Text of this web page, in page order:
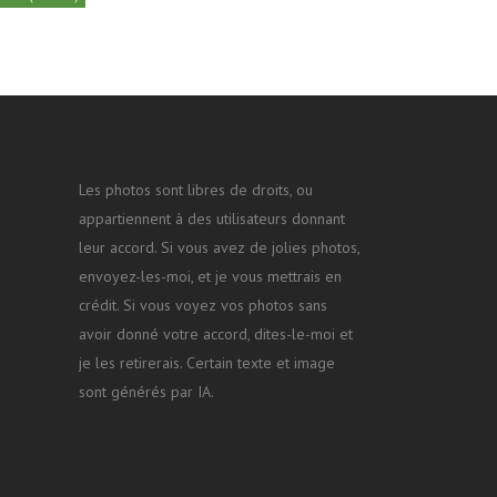
Les photos sont libres de droits, ou
appartiennent à des utilisateurs donnant
leur accord. Si vous avez de jolies photos,
envoyez-les-moi, et je vous mettrais en
crédit. Si vous voyez vos photos sans
avoir donné votre accord, dites-le-moi et
je les retirerais. Certain texte et image
sont générés par IA.